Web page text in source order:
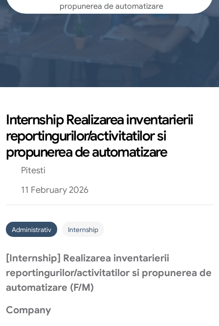
propunerea de automatizare
Internship Realizarea inventarierii
reportingurilor/activitatilor si
propunerea de automatizare
Pitesti
11 February 2026
Administrativ Internship
[Internship] Realizarea inventarierii
reportingurilor/activitatilor si propunerea de
automatizare (F/M)
Company